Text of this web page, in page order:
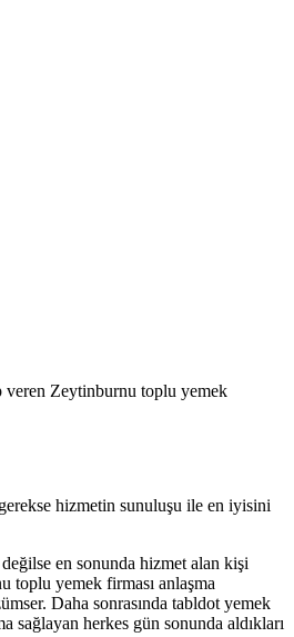
veren Zeytinburnu toplu yemek
hizmetin sunuluşu ile en iyisini
en sonunda hizmet alan kişi
toplu yemek firması anlaşma
Daha sonrasında tabldot yemek
sağlayan herkes gün sonunda aldıkları